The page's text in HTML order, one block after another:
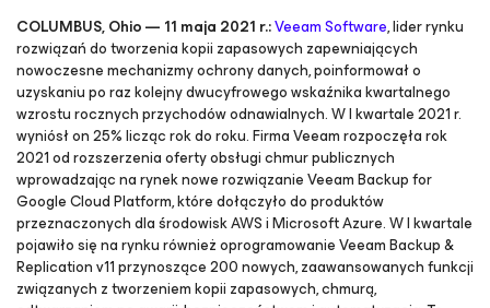
COLUMBUS, Ohio — 11 maja 2021 r.:Veeam Software, lider rynku
rozwiązań do tworzenia kopii zapasowych zapewniających
nowoczesne mechanizmy ochrony danych, poinformował o
uzyskaniu po raz kolejny dwucyfrowego wskaźnika kwartalnego
wzrostu rocznych przychodów odnawialnych. W I kwartale 2021 r.
wyniósł on 25% licząc rok do roku. Firma Veeam rozpoczęła rok
2021 od rozszerzenia oferty obsługi chmur publicznych
wprowadzając na rynek nowe rozwiązanie Veeam Backupfor
Google Cloud Platform, które dołączyło do produktów
przeznaczonych dla środowisk AWS i Microsoft Azure. W I kwartale
pojawiło się na rynku również oprogramowanie Veeam Backup &
Replication v11 przynoszące 200 nowych, zaawansowanych funkcji
związanych z tworzeniem kopii zapasowych, chmurą,